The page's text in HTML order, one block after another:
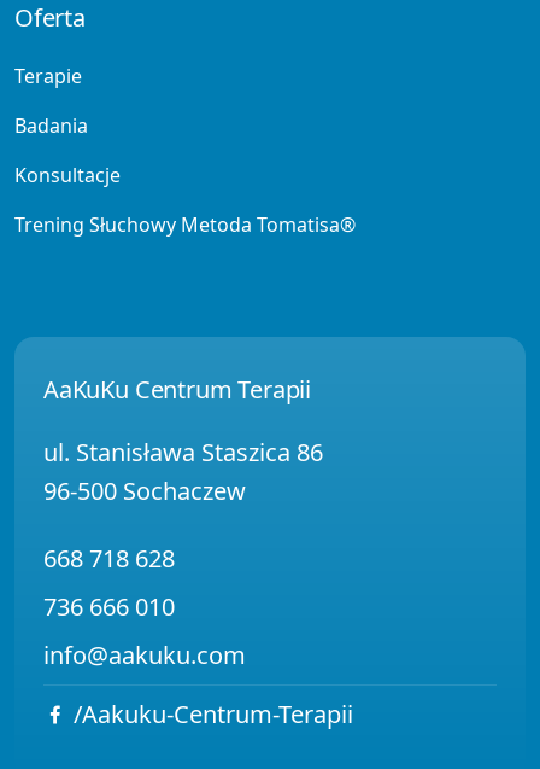
Oferta
Terapie
Badania
Konsultacje
Trening Słuchowy Metoda Tomatisa®
AaKuKu Centrum Terapii
ul. Stanisława Staszica 86
96-500 Sochaczew
668 718 628
736 666 010
info@aakuku.com
/Aakuku-Centrum-Terapii